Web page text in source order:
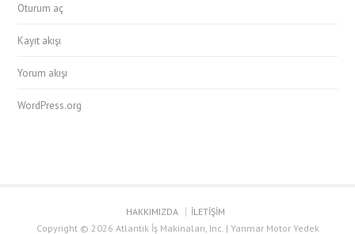
Oturum aç
Kayıt akışı
Yorum akışı
WordPress.org
HAKKIMIZDA
İLETİŞİM
Copyright © 2026 Atlantik İş Makinaları, Inc. | Yanmar Motor Yedek